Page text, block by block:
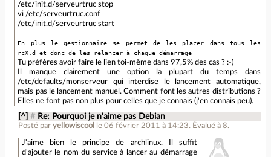
/etc/init.d/serveurtruc stop
vi /etc/serveurtruc.conf
/etc/init.d/serveurtruc start
En plus le gestionnaire se permet de les placer dans tous les
rcX.d et donc de les relancer à chaque démarrage
Tu préfères avoir faire le lien toi-même dans 97,5% des cas ? :-)
Il manque clairement une option la plupart du temps dans
/etc/defaults/monserveur qui interdise le lancement automatique,
mais pas le lancement manuel. Comment font les autres distributions ?
Elles ne font pas non plus pour celles que je connais (j'en connais peu).
[^] # Re: Pourquoi je n'aime pas Debian
Posté par yellowiscool le 06 février 2011 à 14:23. Évalué à 8.
J'aime bien le principe de archlinux. Il suffit
d'ajouter le nom du service à lancer au démarrage